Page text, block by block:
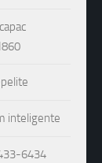
inteligente
6434